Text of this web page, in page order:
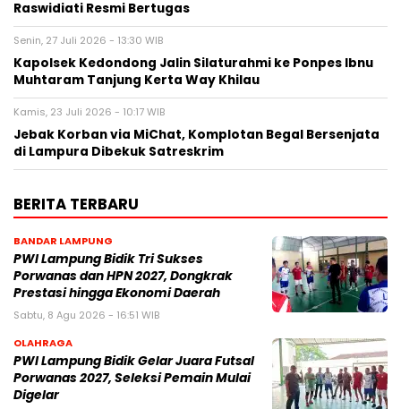
Raswidiati Resmi Bertugas
Senin, 27 Juli 2026 - 13:30 WIB
Kapolsek Kedondong Jalin Silaturahmi ke Ponpes Ibnu
Muhtaram Tanjung Kerta Way Khilau
Kamis, 23 Juli 2026 - 10:17 WIB
Jebak Korban via MiChat, Komplotan Begal Bersenjata
di Lampura Dibekuk Satreskrim
BERITA TERBARU
BANDAR LAMPUNG
PWI Lampung Bidik Tri Sukses
Porwanas dan HPN 2027, Dongkrak
Prestasi hingga Ekonomi Daerah
Sabtu, 8 Agu 2026 - 16:51 WIB
OLAHRAGA
PWI Lampung Bidik Gelar Juara Futsal
Porwanas 2027, Seleksi Pemain Mulai
Digelar